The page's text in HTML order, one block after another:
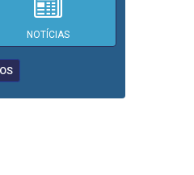
NOTÍCIAS